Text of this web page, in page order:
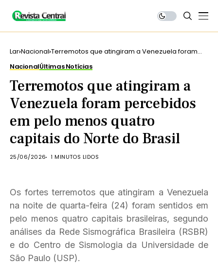
Lar Nacional Terremotos que atingiram a Venezuela foram
Norte do Brasil
NacionalÚltimas Notícias
Terremotos que atingiram a
Venezuela foram percebidos
em pelo menos quatro
capitais do Norte do Brasil
25/06/2026 1 MINUTOS LIDOS
Os fortes terremotos que atingiram a Venezuela
na noite de quarta-feira (24) foram sentidos em
pelo menos quatro capitais brasileiras, segundo
análises da Rede Sismográfica Brasileira (RSBR)
e do Centro de Sismologia da Universidade de
São Paulo (USP).